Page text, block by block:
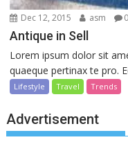
Dec 12, 2015 asm 0
Antique in Sell
Lorem ipsum dolor sit
quaeque pertinax te pro.
Lifestyle Travel Trends
Advertisement